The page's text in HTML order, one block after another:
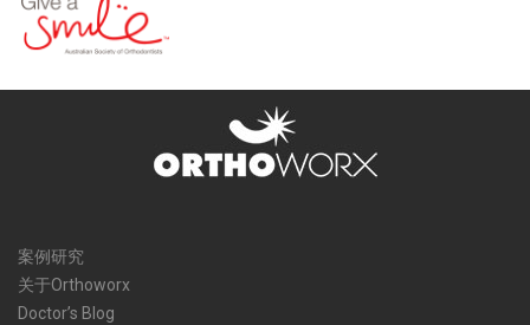
案例研究
关于Orthoworx
Doctor’s Blog